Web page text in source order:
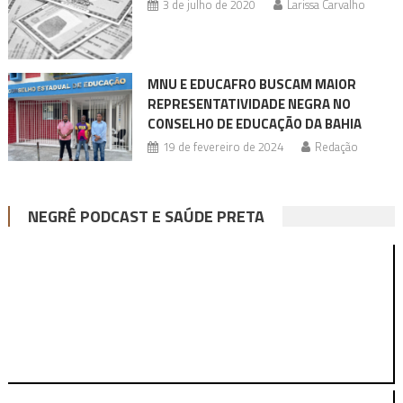
3 de julho de 2020 Larissa Carvalho
MNU E EDUCAFRO BUSCAM MAIOR
REPRESENTATIVIDADE NEGRA NO
CONSELHO DE EDUCAÇÃO DA BAHIA
19 de fevereiro de 2024 Redação
NEGRÊ PODCAST E SAÚDE PRETA